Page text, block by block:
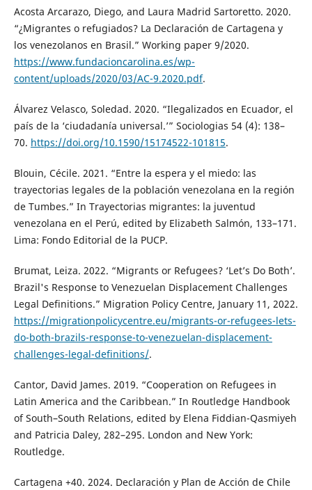
Acosta Arcarazo, Diego, and Laura Madrid Sartoretto. 2020.
“¿Migrantes o refugiados? La Declaración de Cartagena y
los venezolanos en Brasil.” Working paper 9/2020.
https://www.fundacioncarolina.es/wp-
content/uploads/2020/03/AC-9.2020.pdf.
Álvarez Velasco, Soledad. 2020. “Ilegalizados en Ecuador, el
país de la ‘ciudadanía universal.’” Sociologias 54 (4): 138–
70. https://doi.org/10.1590/15174522-101815.
Blouin, Cécile. 2021. “Entre la espera y el miedo: las
trayectorias legales de la población venezolana en la región
de Tumbes.” In Trayectorias migrantes: la juventud
venezolana en el Perú, edited by Elizabeth Salmón, 133–171.
Lima: Fondo Editorial de la PUCP.
Brumat, Leiza. 2022. “Migrants or Refugees? ‘Let’s Do Both’.
Brazil's Response to Venezuelan Displacement Challenges
Legal Definitions.” Migration Policy Centre, January 11, 2022.
https://migrationpolicycentre.eu/migrants-or-refugees-lets-
do-both-brazils-response-to-venezuelan-displacement-
challenges-legal-definitions/.
Cantor, David James. 2019. “Cooperation on Refugees in
Latin America and the Caribbean.” In Routledge Handbook
of South–South Relations, edited by Elena Fiddian-Qasmiyeh
and Patricia Daley, 282–295. London and New York:
Routledge.
Cartagena +40. 2024. Declaración y Plan de Acción de Chile